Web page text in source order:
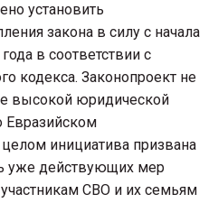
установить
закона в силу с начала
в соответствии с
кодекса. Законопроект не
высокой юридической
Евразийском
инициатива призвана
уже действующих мер
СВО и их семьям